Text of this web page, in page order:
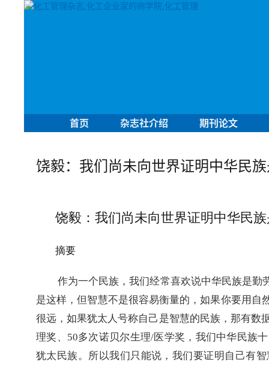
首页 杂志社介绍 期刊论文
饶毅：我们尚未向世界证明中华民
饶毅：我们尚未向世界证明中华民
摘要
作为一个民族，我们经常喜欢说中华民族是
是这样，但智慧不是很容易衡量的，如果你要用
很远，如果犹太人号称自己是智慧的民族，那有数
理奖、 50多次诺贝尔生理/医学奖，我们中华民族
犹太民族。所以我们只能说，我们要证明自己有